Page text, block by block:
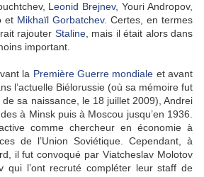
Leonid Brejnev, Youri Andropov,
et Mikhaïl Gorbatchev. Certes, en termes
rajouter Staline, mais il était alors dans
important.
la Première Guerre mondiale et avant
l’actuelle Biélorussie (où sa mémoire fut
sa naissance, le 18 juillet 2009), Andrei
à Minsk puis à Moscou jusqu’en 1936.
comme chercheur en économie à
de l’Union Soviétique. Cependant, à
il fut convoqué par Viatcheslav Molotov
qui l’ont recruté compléter leur staff de